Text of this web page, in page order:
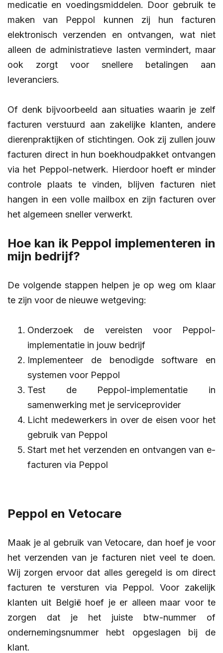
medicatie en voedingsmiddelen. Door gebruik te
maken van Peppol kunnen zij hun facturen
elektronisch verzenden en ontvangen, wat niet
alleen de administratieve lasten vermindert, maar
ook zorgt voor snellere betalingen aan
leveranciers.
Of denk bijvoorbeeld aan situaties waarin je zelf
facturen verstuurd aan zakelijke klanten, andere
dierenpraktijken of stichtingen. Ook zij zullen jouw
facturen direct in hun boekhoudpakket ontvangen
via het Peppol-netwerk. Hierdoor hoeft er minder
controle plaats te vinden, blijven facturen niet
hangen in een volle mailbox en zijn facturen over
het algemeen sneller verwerkt.
Hoe kan ik Peppol implementeren in
mijn bedrijf?
De volgende stappen helpen je op weg om klaar
te zijn voor de nieuwe wetgeving:
Onderzoek de vereisten voor Peppol-
implementatie in jouw bedrijf
Implementeer de benodigde software en
systemen voor Peppol
Test de Peppol-implementatie in
samenwerking met je serviceprovider
Licht medewerkers in over de eisen voor het
gebruik van Peppol
Start met het verzenden en ontvangen van e-
facturen via Peppol
Peppol en Vetocare
Maak je al gebruik van Vetocare, dan hoef je voor
het verzenden van je facturen niet veel te doen.
Wij zorgen ervoor dat alles geregeld is om direct
facturen te versturen via Peppol. Voor zakelijk
klanten uit België hoef je er alleen maar voor te
zorgen dat je het juiste btw-nummer of
ondernemingsnummer hebt opgeslagen bij de
klant.